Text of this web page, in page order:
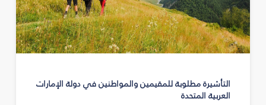
التأشيرة مطلوبة للمقيمين والمواطنين في دولة الإمارات
العربية المتحدة